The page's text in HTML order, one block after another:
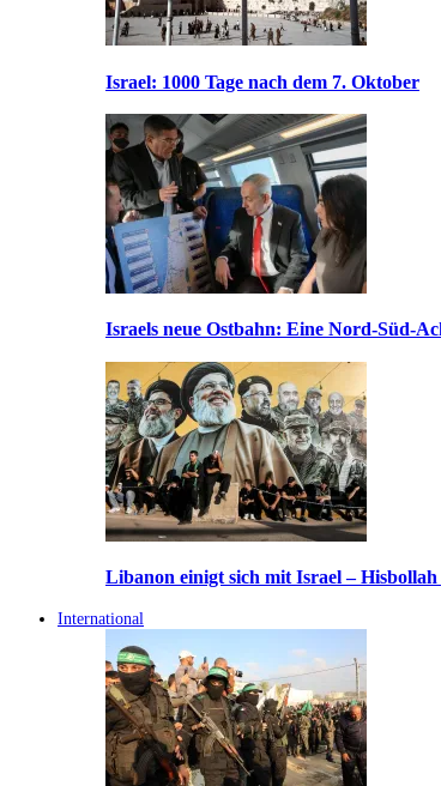
Israel: 1000 Tage nach dem 7. Oktober
Israels neue Ostbahn: Eine Nord-Süd-
Libanon einigt sich mit Israel – Hisbollah
International